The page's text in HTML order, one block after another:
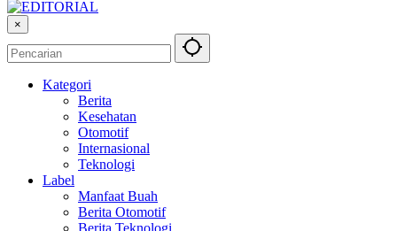
×
Kategori
Berita
Kesehatan
Otomotif
Internasional
Teknologi
Label
Manfaat Buah
Berita Otomotif